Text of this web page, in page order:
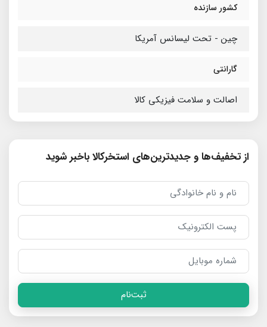
کشور سازنده
چین - تحت لیسانس آمریکا
گارانتی
اصالت و سلامت فیزیکی کالا
از تخفیف‌ها و جدیدترین‌های استخرکالا باخبر شوید
ثبت‌نام